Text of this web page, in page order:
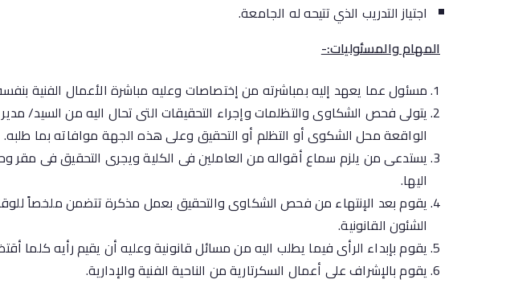
اجتياز التدريب الذي تتيحه له الجامعة.
المهام والمسئوليات:-
مسئول عما يعهد إليه بمباشرته من إختصاصات وعليه مباشرة الأعمال الفنية
يتولى فحص الشكاوى والتظلمات وإجراء التحقيقات التى تحال اليه من السيد/
الواقعة محل الشكوى أو التظلم أو التحقيق وعلى هذه الجهة موافاته بما طلبه.
يستدعى من يلزم سماع أقواله من العاملين فى الكلية ويجرى التحقيق فى مقر
اليها.
يقوم بعد الإنتهاء من فحص الشكاوى والتحقيق بعمل مذكرة تتضمن ملخصاً
الشئون القانونية.
يقوم بإبداء الرأى فيما يطلب اليه من مسائل قانونية وعليه أن يقيم رأيه كلما
يقوم بالإشراف على أعمال السكرتارية من الناحية الفنية والإدارية.